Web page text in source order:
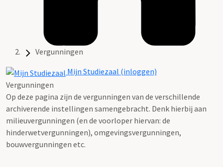
Vergunningen
Mijn Studiezaal (inloggen)
Vergunningen
Op deze pagina zijn de vergunningen van de verschillende
archiverende instellingen samengebracht. Denk hierbij aan
milieuvergunningen (en de voorloper hiervan: de
hinderwetvergunningen), omgevingsvergunningen,
bouwvergunningen etc.